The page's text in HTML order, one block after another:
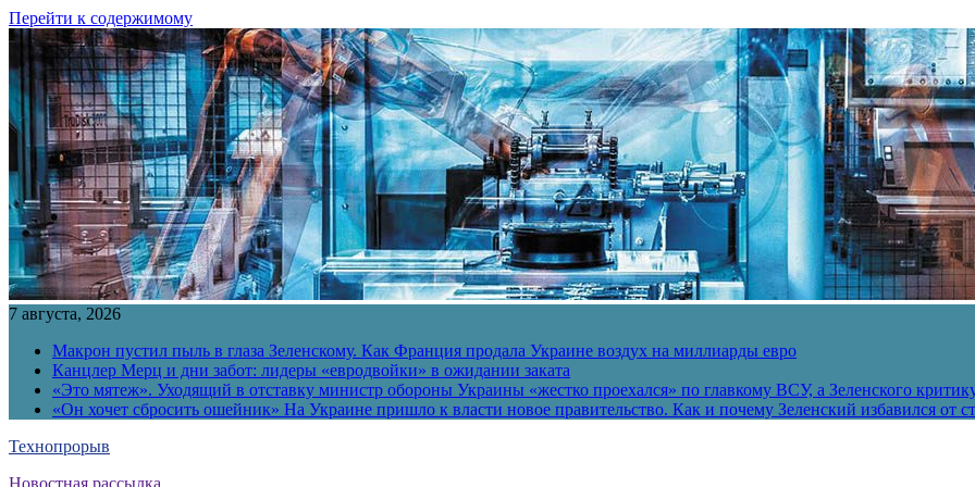
Перейти к содержимому
7 августа, 2026
Макрон пустил пыль в глаза Зеленскому. Как Франция продала Украине воздух на миллиарды евро
Канцлер Мерц и дни забот: лидеры «евродвойки» в ожидании заката
«Это мятеж». Уходящий в отставку министр обороны Украины «жестко проехался» по главкому ВСУ, а Зеленского
«Он хочет сбросить ошейник» На Украине пришло к власти новое правительство. Как и почему Зеленский избавился от
Технопрорыв
Новостная рассылка